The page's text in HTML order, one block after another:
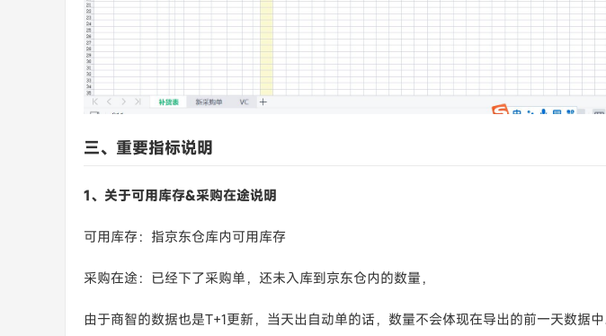
三、重要指标说明
1、关于可用库存&采购在途说明
可用库存：指京东仓库内可用库存
采购在途：已经下了采购单，还未入库到京东仓内的数量，
由于商智的数据也是T+1更新，当天出自动单的话，数量不会体现在导出的前一天数据中